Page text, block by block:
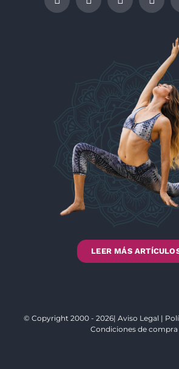
LEER MÁS
© Copyright 2000 - 2026| Aviso Legal |
Condiciones de compra